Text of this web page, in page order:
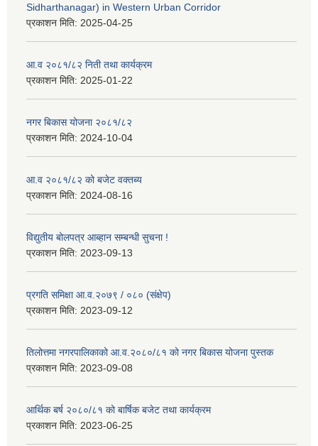
Sidharthanagar) in Western Urban Corridor
प्रकाशन मिति: 2025-04-25
आ.व २०८१/८२ निती तथा कार्यक्रम
प्रकाशन मिति: 2025-01-22
नगर बिकास योजना २०८१/८२
प्रकाशन मिति: 2024-10-04
आ.व २०८१/८२ को बजेट वक्तब्य
प्रकाशन मिति: 2024-08-16
विद्युतीय बोलपत्र आब्हान सम्बन्धी सुचना !
प्रकाशन मिति: 2023-09-13
प्रगति समिक्षा आ.व.२०७९ / ०८० (संक्षेप)
प्रकाशन मिति: 2023-09-12
तिलोत्तमा नगरपालिकाको आ.व.२०८०/८१ को नगर बिकास योजना पुस्तक
प्रकाशन मिति: 2023-09-08
आर्थिक बर्ष २०८०/८१ को बार्षिक बजेट तथा कार्यक्रम
प्रकाशन मिति: 2023-06-25